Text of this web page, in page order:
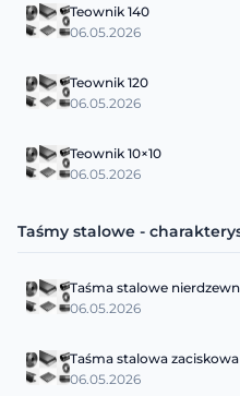
Teownik 140
06.05.2026
Teownik 120
06.05.2026
Teownik 10×10
06.05.2026
Taśmy stalowe -
Taśma stalowe
06.05.2026
Taśma stalowa zaciskowa
06.05.2026